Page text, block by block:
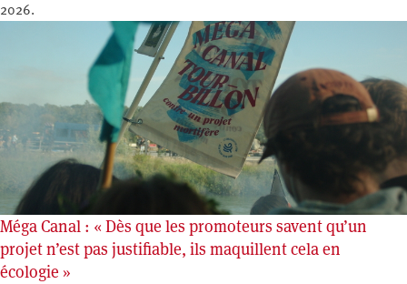
2026.
Méga Canal : « Dès que les promoteurs savent qu’un
projet n’est pas justifiable, ils maquillent cela en
écologie »